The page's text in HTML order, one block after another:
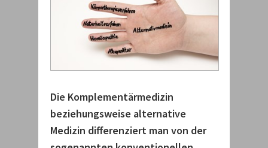
Die Komplementärmedizin
beziehungsweise alternative
Medizin differenziert man von der